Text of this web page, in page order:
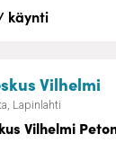
käynti
Vilhelmi
Lapinlahti
Vilhelmi